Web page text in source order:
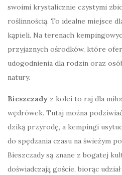
swoimi krystalicznie czystymi
roślinnością. To idealne miejsce
kąpieli. Na terenach
przyjaznych ośrodków, które
udogodnienia dla rodzin oraz
natury.
Bieszczady z kolei to raj dla
wędrówek. Tutaj można
dziką przyrodę, a kempingi
do spędzania czasu na świeżym
Bieszczady są znane z bogatej
doświadczają goście, biorąc